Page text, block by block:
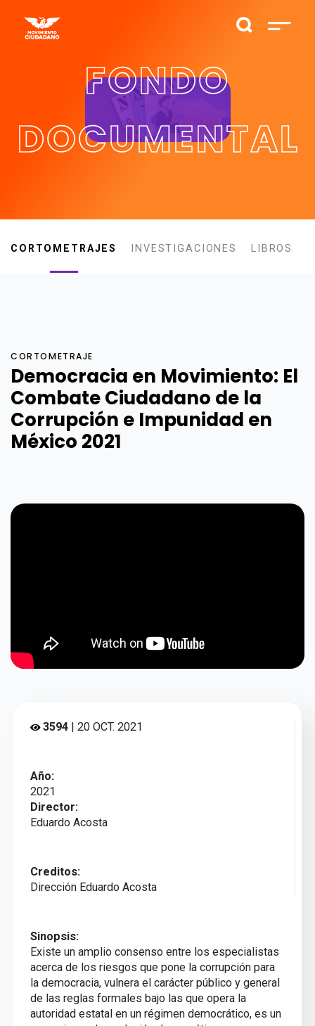
FONDO
DOCUMENTAL
CORTOMETRAJES INVESTIGACIONES LIBROS
CORTOMETRAJE
Democracia en Movimiento: El
Combate Ciudadano de la
Corrupción e Impunidad en
México 2021
3594| 20 OCT. 2021
Año:
2021
Director:
Eduardo Acosta
Creditos:
Dirección Eduardo Acosta
Sinopsis:
Existe un amplio consenso entre los especialistas
acerca de los riesgos que pone la corrupción para
la democracia, vulnera el carácter público y general
de las reglas formales bajo las que opera la
autoridad estatal en un régimen democrático, es un